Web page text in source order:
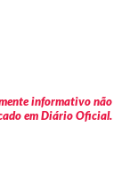
informativo não
em Diário Oficial.